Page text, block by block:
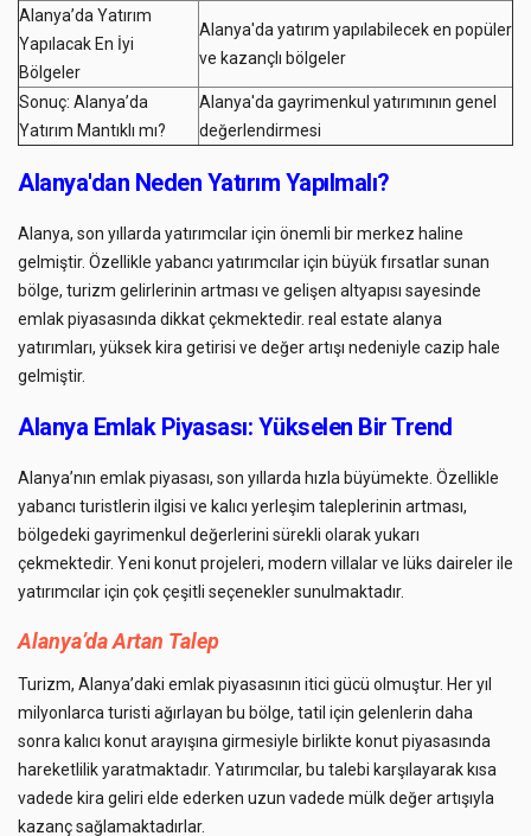
Alanya’da Yatırım
Yapılacak En İyi
Bölgeler
Alanya'da yatırım yapılabilecek en popüler
ve kazançlı bölgeler
Sonuç: Alanya’da
Yatırım Mantıklı mı?
Alanya'da gayrimenkul yatırımının genel
değerlendirmesi
Alanya'dan Neden Yatırım Yapılmalı?
Alanya, son yıllarda yatırımcılar için önemli bir merkez haline
gelmiştir. Özellikle yabancı yatırımcılar için büyük fırsatlar sunan
bölge, turizm gelirlerinin artması ve gelişen altyapısı sayesinde
emlak piyasasında dikkat çekmektedir. real estate alanya
yatırımları, yüksek kira getirisi ve değer artışı nedeniyle cazip hale
gelmiştir.
Alanya Emlak Piyasası: Yükselen Bir Trend
Alanya’nın emlak piyasası, son yıllarda hızla büyümekte. Özellikle
yabancı turistlerin ilgisi ve kalıcı yerleşim taleplerinin artması,
bölgedeki gayrimenkul değerlerini sürekli olarak yukarı
çekmektedir. Yeni konut projeleri, modern villalar ve lüks daireler ile
yatırımcılar için çok çeşitli seçenekler sunulmaktadır.
Alanya’da Artan Talep
Turizm, Alanya’daki emlak piyasasının itici gücü olmuştur. Her yıl
milyonlarca turisti ağırlayan bu bölge, tatil için gelenlerin daha
sonra kalıcı konut arayışına girmesiyle birlikte konut piyasasında
hareketlilik yaratmaktadır. Yatırımcılar, bu talebi karşılayarak kısa
vadede kira geliri elde ederken uzun vadede mülk değer artışıyla
kazanç sağlamaktadırlar.